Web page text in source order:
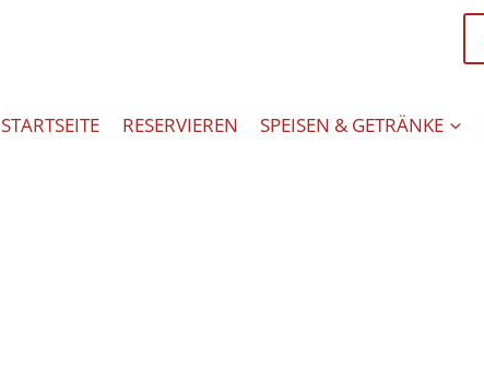
STARTSEITE RESERVIEREN SPEISEN & GETRÄNKE